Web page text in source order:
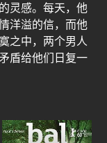
灵感。每天，他
洋溢的信，而他
之中，两个男人
盾给他们日复一